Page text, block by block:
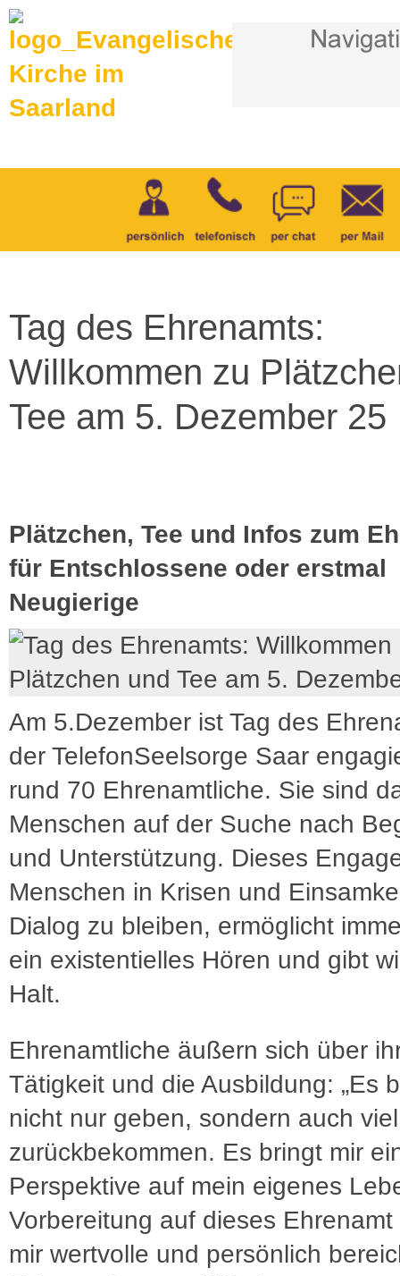
Tag des Ehrenamts:
Willkommen zu
Tee am 5. Dezember 25
Plätzchen, Tee und Infos zum
für Entschlossene oder erstmal
Neugierige
Am 5.Dezember ist Tag des
der TelefonSeelsorge Saar
rund 70 Ehrenamtliche. Sie sind
Menschen auf der Suche nach
und Unterstützung. Dieses
Menschen in Krisen und
Dialog zu bleiben, ermöglicht
ein existentielles Hören und gibt
Halt.
Ehrenamtliche äußern sich über
Tätigkeit und die Ausbildung: „Es
nicht nur geben, sondern auch viel
zurückbekommen. Es bringt mir
Perspektive auf mein eigenes
Vorbereitung auf dieses
mir wertvolle und persönlich